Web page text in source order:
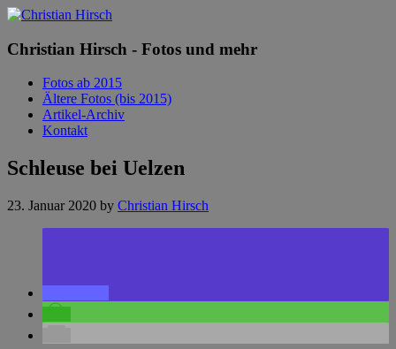
Christian Hirsch - Fotos und mehr
Fotos ab 2015
Ältere Fotos (bis 2015)
Artikel-Archiv
Kontakt
Schleuse bei Uelzen
23. Januar 2020 by Christian Hirsch